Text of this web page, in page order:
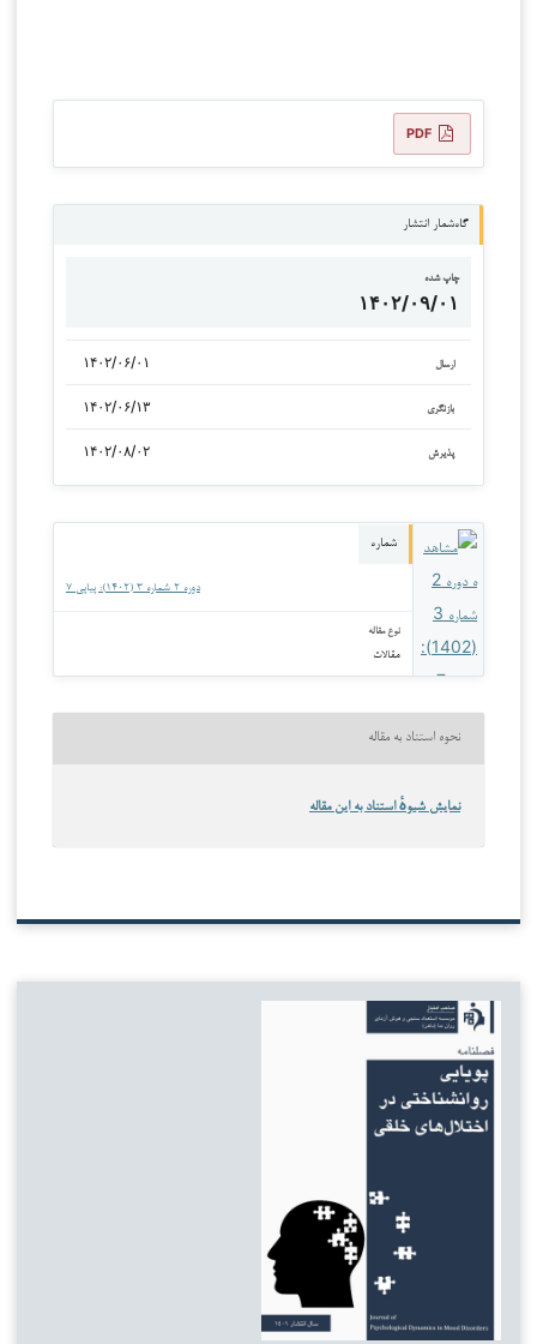
PDF
گاه‌شمار انتشار
چاپ شده
۱۴۰۲/۰۹/۰۱
ارسال ۱۴۰۲/۰۶/۰۱
بازنگری ۱۴۰۲/۰۶/۱۳
پذیرش ۱۴۰۲/۰۸/۰۲
شماره
دوره ۲ شماره ۳ (۱۴۰۲): پیاپی ۷
نوع مقاله
مقالات
نحوه استناد به مقاله
نمایش شیوهٔ استناد به این مقاله